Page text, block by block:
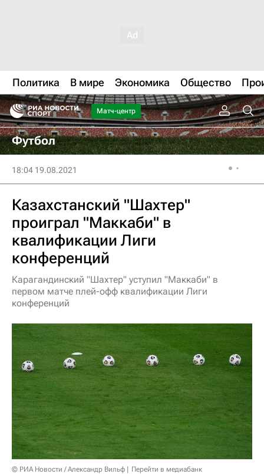
Политика В мире Экономика Общество
Матч-центр
Футбол
18:04 19.08.2021
Казахстанский "Шахтер"
проиграл "Маккаби" в
квалификации Лиги
конференций
Карагандинский "Шахтер" уступил "Маккаби" в
первом матче плей-офф квалификации Лиги
конференций
© РИА Новости / Александр Вильф Перейти в медиабанк